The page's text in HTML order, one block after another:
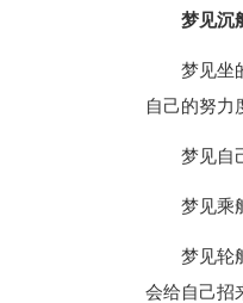
梦见沉
梦见坐
自己的努力
梦见自
梦见乘
梦见轮
会给自己招